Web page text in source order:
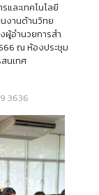
และเทคโนโลยี
งานด้านวิทย
อำนวยการสำ
ณ ห้องประชุม
นเทศ
3636